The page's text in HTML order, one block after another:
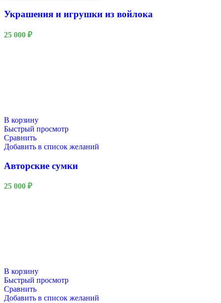
Украшения и игрушки из войлока
25 000 ₽
В корзину
Быстрый просмотр
Сравнить
Добавить в список желаний
Авторские сумки
25 000 ₽
В корзину
Быстрый просмотр
Сравнить
Добавить в список желаний